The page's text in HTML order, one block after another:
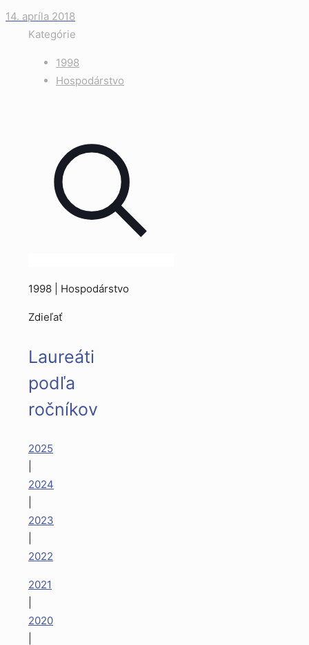
14. apríla 2018
Kategórie
1998
Hospodárstvo
1998 | Hospodárstvo
Zdieľať
Laureáti
podľa
ročníkov
2025
2024
2023
2022
2021
2020